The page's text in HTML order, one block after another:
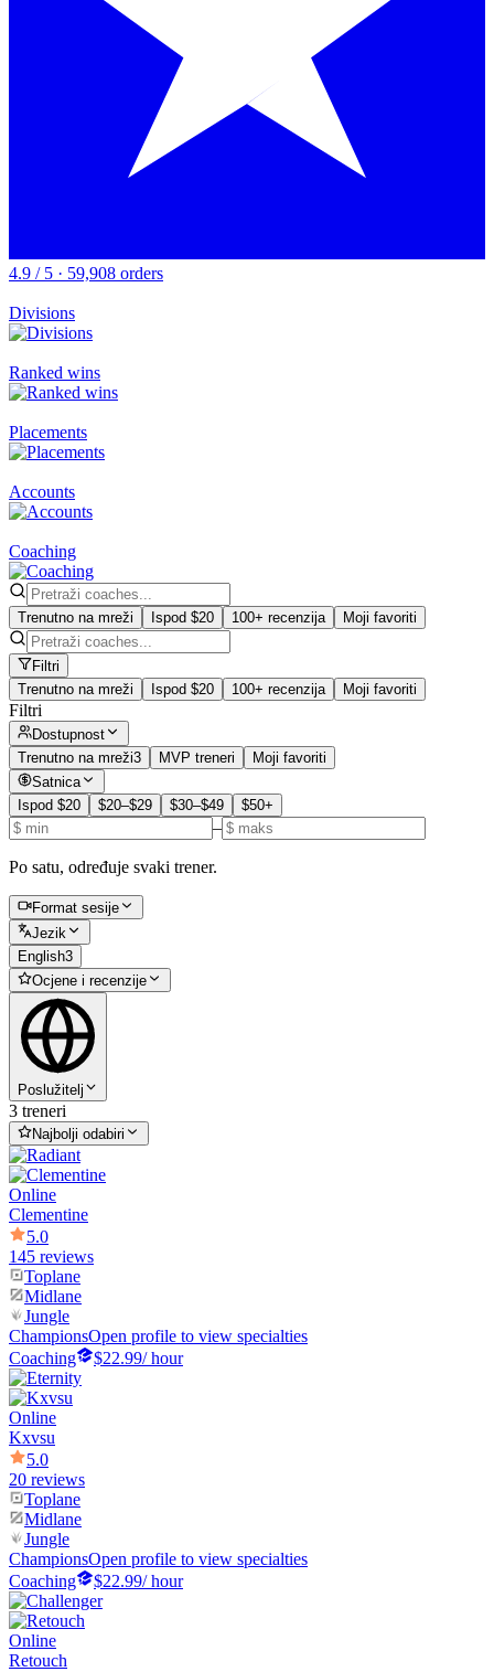
4.9 / 5 · 59,908 orders
Divisions
Ranked wins
Placements
Accounts
Coaching
Trenutno na mreži Ispod $20 100+ recenzija Moji favoriti
Filtri
Trenutno na mreži
Ispod $20 100+ recenzija Moji favoriti
Filtri
Dostupnost
Trenutno na mreži3 MVP treneri
Moji favoriti
Satnica
Ispod $20
$20–$29 $30–$49 $50+
–
Po satu, određuje svaki trener.
Format sesije
Jezik
English3
Ocjene i recenzije
Poslužitelj
3 treneri
Najbolji odabiri
Online
Clementine
5.0
145 reviews
Toplane
Midlane
Jungle
ChampionsOpen profile to view specialties
Coaching
$22.99/ hour
Online
Kxvsu
5.0
20 reviews
Toplane
Midlane
Jungle
ChampionsOpen profile to view specialties
Coaching
$22.99/ hour
Online
Retouch